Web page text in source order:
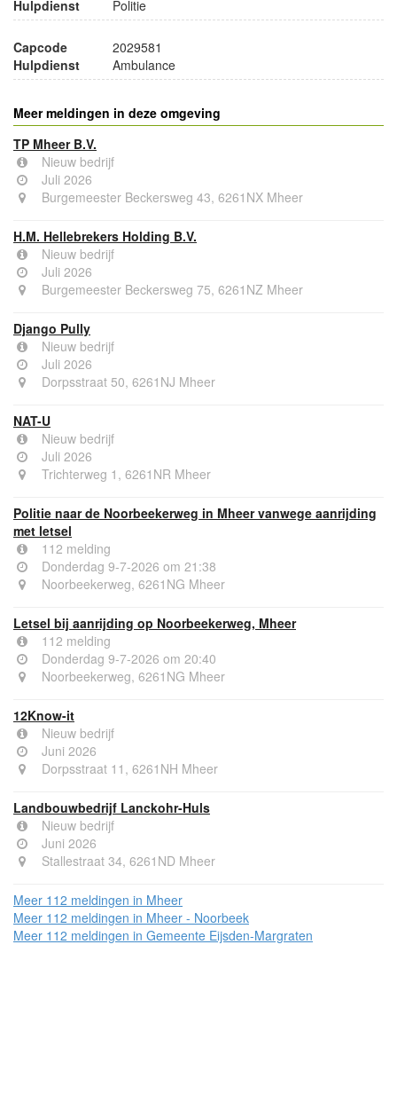
Hulpdienst
Politie
Capcode
2029581
Hulpdienst
Ambulance
Meer meldingen in deze omgeving
TP Mheer B.V.
Nieuw bedrijf
Juli 2026
Burgemeester Beckersweg 43, 6261NX Mheer
H.M. Hellebrekers Holding B.V.
Nieuw bedrijf
Juli 2026
Burgemeester Beckersweg 75, 6261NZ Mheer
Django Pully
Nieuw bedrijf
Juli 2026
Dorpsstraat 50, 6261NJ Mheer
NAT-U
Nieuw bedrijf
Juli 2026
Trichterweg 1, 6261NR Mheer
Politie naar de Noorbeekerweg in Mheer vanwege aanrijding
met letsel
112 melding
Donderdag 9-7-2026 om 21:38
Noorbeekerweg, 6261NG Mheer
Letsel bij aanrijding op Noorbeekerweg, Mheer
112 melding
Donderdag 9-7-2026 om 20:40
Noorbeekerweg, 6261NG Mheer
12Know-it
Nieuw bedrijf
Juni 2026
Dorpsstraat 11, 6261NH Mheer
Landbouwbedrijf Lanckohr-Huls
Nieuw bedrijf
Juni 2026
Stallestraat 34, 6261ND Mheer
Meer 112 meldingen in Mheer
Meer 112 meldingen in Mheer - Noorbeek
Meer 112 meldingen in Gemeente Eijsden-Margraten